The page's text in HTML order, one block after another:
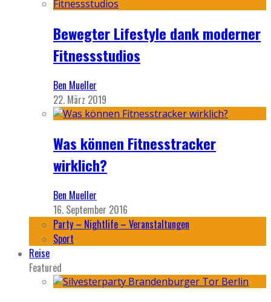
Bewegter Lifestyle dank moderner
Fitnessstudios
Ben Mueller
22. März 2019
Was können Fitnesstracker
wirklich?
Ben Mueller
16. September 2016
Party – Nightlife – Veranstaltungen
Sport
Reise
Featured